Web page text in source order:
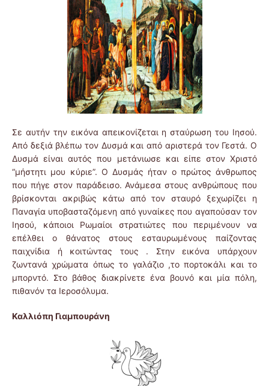
Σε αυτήν την εικόνα απεικονίζεται η σταύρωση του Ιησού.
Από δεξιά βλέπω τον Δυσμά και από αριστερά τον Γεστά. Ο
Δυσμά είναι αυτός που μετάνιωσε και είπε στον Χριστό
“μήστητι μου κύριε”. Ο Δυσμάς ήταν ο πρώτος άνθρωπος
που πήγε στον παράδεισο. Ανάμεσα στους ανθρώπους που
βρίσκονται ακριβώς κάτω από τον σταυρό ξεχωρίζει η
Παναγία υποβασταζόμενη από γυναίκες που αγαπούσαν τον
Ιησού, κάποιοι Ρωμαίοι στρατιώτες που περιμένουν να
επέλθει ο θάνατος στους εσταυρωμένους παίζοντας
παιχνίδια ή κοιτώντας τους . Στην εικόνα υπάρχουν
ζωντανά χρώματα όπως το γαλάζιο ,το πορτοκάλι και το
μπορντό. Στο βάθος διακρίνετε ένα βουνό και μία πόλη,
πιθανόν τα Ιεροσόλυμα.
Καλλιόπη Γιαμπουράνη